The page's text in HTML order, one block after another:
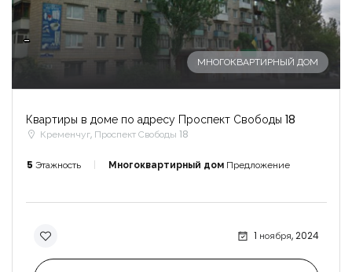
-
МНОГОКВАРТИРНЫЙ ДОМ
Квартиры в доме по адресу Проспект Свободы 18
Кременчуг, Проспект Свободы 18
5 Этажность Многоквартирный дом Предложение
1 ноября, 2024